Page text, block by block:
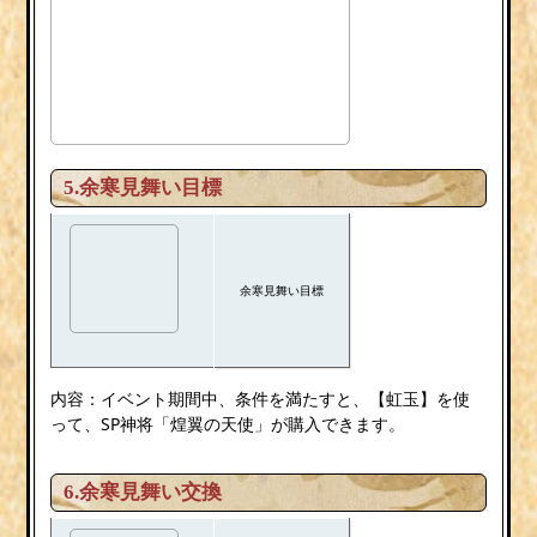
5.余寒見舞い目標
余寒見舞い目標
内容：イベント期間中、条件を満たすと、【虹玉】を使
って、SP神将「煌翼の天使」が購入できます。
6.余寒見舞い交換